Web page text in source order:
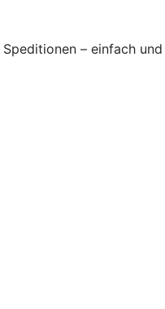
– einfach